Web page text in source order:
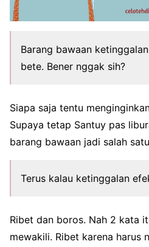
Barang bawaan
bete. Bener nggak sih?
Siapa saja tentu
Supaya tetap Santuy pas
barang bawaan jadi salah
Terus kalau ketinggalan
Ribet dan boros. Nah 2 kata
mewakili. Ribet karena harus